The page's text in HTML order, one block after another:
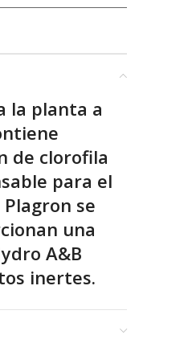
la planta a
de clorofila
para el
se
una
A&B
inertes.